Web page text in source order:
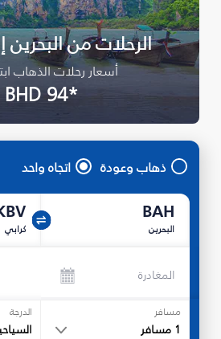
الرحلات من البحرين
أسعار رحلات الذهاب
*BHD 94
ذهاب وعودة اتجاه واحد
BAH
البحرين كرابي
المغادرة
مسافر
1 مسافر
الدرجة